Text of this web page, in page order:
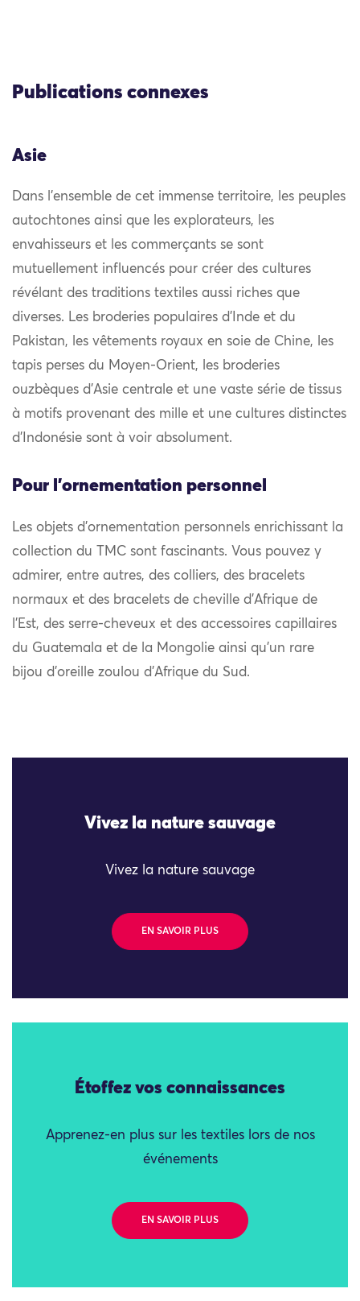
Publications connexes
Asie
Dans l’ensemble de cet immense territoire, les peuples
autochtones ainsi que les explorateurs, les
envahisseurs et les commerçants se sont
mutuellement influencés pour créer des cultures
révélant des traditions textiles aussi riches que
diverses. Les broderies populaires d’Inde et du
Pakistan, les vêtements royaux en soie de Chine, les
tapis perses du Moyen-Orient, les broderies
ouzbèques d’Asie centrale et une vaste série de tissus
à motifs provenant des mille et une cultures distinctes
d’Indonésie sont à voir absolument.
Pour l'ornementation personnel
Les objets d’ornementation personnels enrichissant la
collection du TMC sont fascinants. Vous pouvez y
admirer, entre autres, des colliers, des bracelets
normaux et des bracelets de cheville d’Afrique de
l’Est, des serre-cheveux et des accessoires capillaires
du Guatemala et de la Mongolie ainsi qu’un rare
bijou d’oreille zoulou d’Afrique du Sud.
Vivez la nature sauvage
Vivez la nature sauvage
EN SAVOIR PLUS
Étoffez vos connaissances
Apprenez-en plus sur les textiles lors de nos
événements
EN SAVOIR PLUS